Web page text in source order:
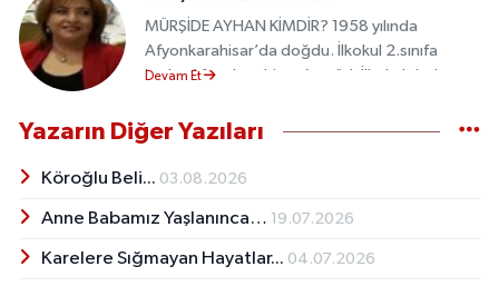
MÜRŞİDE AYHAN KİMDİR? 1958 yılında
Afyonkarahisar’da doğdu. İlkokul 2.sınıfa
kadar Afyonkarahisar Atatürk İlkokulu’nda,
tamamladı. Orta ve Lisesi Konya’da bitirdi.
mezun oldu. Sonrasında Matematik
İmam Hatip Lisesine atandı. Niğde Bademdere
Sincan Kız Meslek lisesi, Ankara Ağa Ceylan
Devam Et
Yazarın Diğer Yazıları
Köroğlu Beli... 03.08.2026
Anne Babamız Yaşlanınca… 19.07.2026
Karelere Sığmayan Hayatlar... 04.07.2026